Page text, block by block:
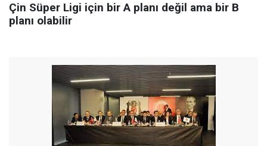
Çin Süper Ligi için bir A planı değil ama bir B
planı olabilir